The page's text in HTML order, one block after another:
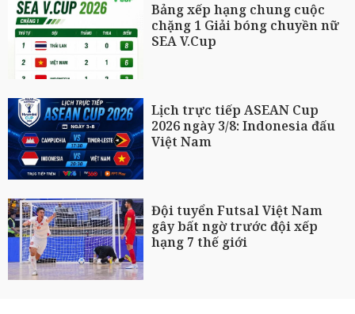
Bảng xếp hạng chung cuộc
chặng 1 Giải bóng chuyền nữ
SEA V.Cup
Lịch trực tiếp ASEAN Cup
2026 ngày 3/8: Indonesia đấu
Việt Nam
Đội tuyển Futsal Việt Nam
gây bất ngờ trước đội xếp
hạng 7 thế giới